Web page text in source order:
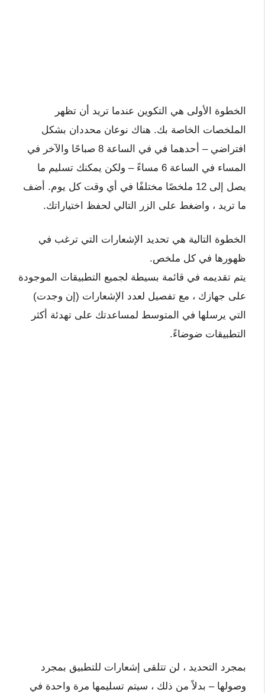
الخطوة الأولى هي التكوين عندما تريد أن تظهر
الملخصات الخاصة بك. هناك نوعان محددان بشكل
افتراضي – أحدهما في في الساعة 8 صباحًا والآخر في
المساء في الساعة 6 مساءً – ولكن يمكنك تسليم ما
يصل إلى 12 ملخصًا مختلفًا في أي وقت كل يوم. أضف
ما تريد ، واضغط على الزر التالي لحفظ اختياراتك.
الخطوة التالية هي تحديد الإشعارات التي ترغب في
ظهورها في كل ملخص.
يتم تقديمه في قائمة بسيطة لجميع التطبيقات الموجودة
على جهازك ، مع تفصيل لعدد الإشعارات (إن وجدت)
التي يرسلها في المتوسط ​​لمساعدتك على تهدئة أكثر
التطبيقات ضوضاءً.
بمجرد التحديد ، لن تتلقى إشعارات للتطبيق بمجرد
وصولها – بدلاً من ذلك ، سيتم تسليمها مرة واحدة في